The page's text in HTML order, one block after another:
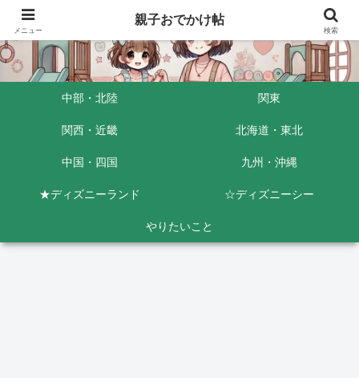
中部・北陸 関東
関西・近畿 北海道・東北
中国・四国 九州・沖縄
★ディズニーランド ☆ディズニーシー
やりたいこと
メニュー
親子おでかけ帖
検索